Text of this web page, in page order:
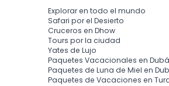
Explorar en todo el mundo
Safari por el Desierto
Cruceros en Dhow
Tours por la ciudad
Yates de Lujo
Paquetes Vacacionales en
Paquetes de Luna de Miel en
Paquetes de Vacaciones en